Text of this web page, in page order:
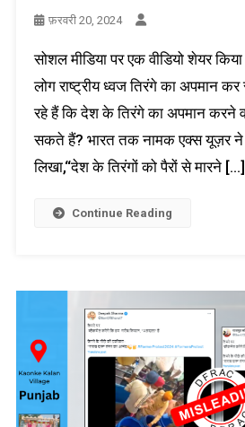
फ़रवरी 20, 2024
सोशल मीडिया पर एक वीडियो शेयर
लोग राष्ट्रीय ध्वज तिरंगे का अपमान
रहे हैं कि देश के तिरंगे का अपमान करने
सकते हैं? भारत तक नामक एक्स यूज़र ने
लिखा,“देश के तिरंगों को पैरों से मारने […]
Continue Reading